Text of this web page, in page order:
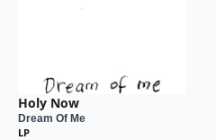
Holy Now
Dream Of Me
LP